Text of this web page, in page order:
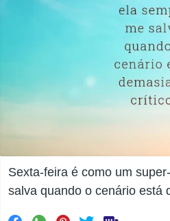
Sexta-feira é como um
salva quando o cenário está